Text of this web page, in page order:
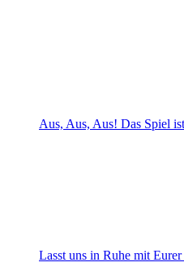
Aus, Aus, Aus! Das Spiel
Lasst uns in Ruhe mit